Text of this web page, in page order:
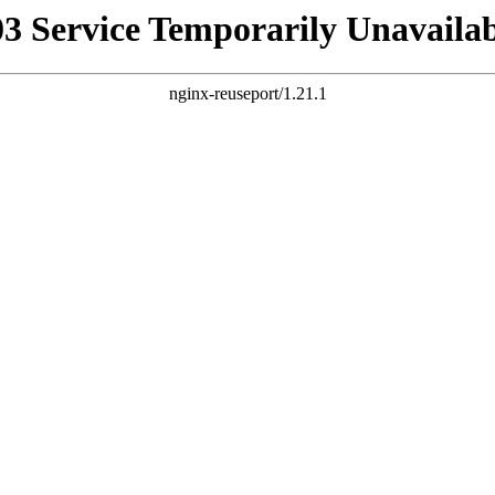
Service Temporarily
nginx-reuseport/1.21.1